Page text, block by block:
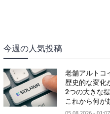
今週の人気投稿
老舗アルトコ
歴史的な変化
2つの大きな
これから何が